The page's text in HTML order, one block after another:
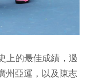
上的最佳成績，過
州亞運，以及陳志